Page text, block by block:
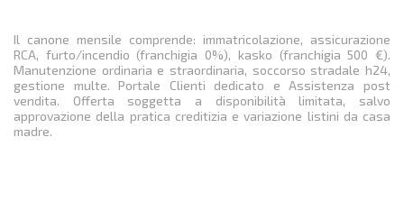
Il canone mensile comprende: immatricolazione, assicurazione
RCA, furto/incendio (franchigia 0%), kasko (franchigia 500 €).
Manutenzione ordinaria e straordinaria, soccorso stradale h24,
gestione multe. Portale Clienti dedicato e Assistenza post
vendita. Offerta soggetta a disponibilità limitata, salvo
approvazione della pratica creditizia e variazione listini da casa
madre.